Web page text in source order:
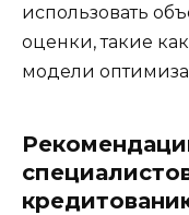
использовать
оценки, такие
модели